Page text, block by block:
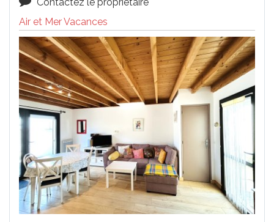
Air et Mer Vacances